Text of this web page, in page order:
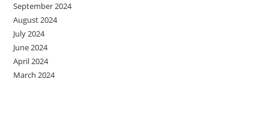
September 2024
August 2024
July 2024
June 2024
April 2024
March 2024